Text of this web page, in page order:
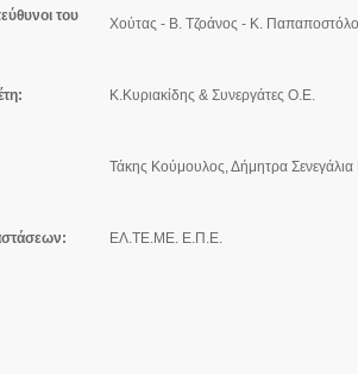
του
Χούτας - Β. Τζοάνος - Κ.
Κ.Κυριακίδης & Συνεργάτες Ο.Ε.
Τάκης Κούμουλος, Δήμητρα
ΕΛ.ΤΕ.ΜΕ. Ε.Π.Ε.